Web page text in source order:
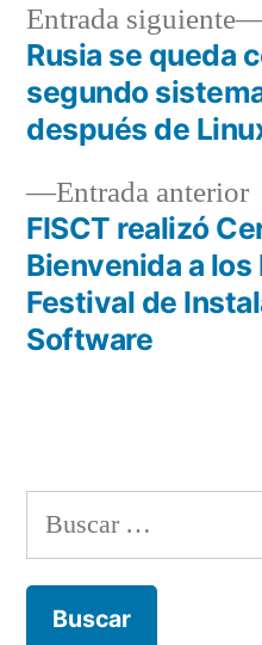
Navegación
de
entradas
Entrada anterior
FISCT realizó
Bienvenida a
Festival de
Software
Entrada siguiente
Rusia se queda
segundo
después de
Buscar: